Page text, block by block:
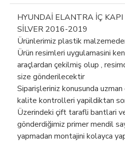
HYUNDAİ ELANTRA İÇ
SİLVER 2016-2019
Ürünlerimiz plastik
Ürün resimleri uygulamasini
araçlardan çekilmiş olup ,
size gönderilecektir
Siparişleriniz konusunda
kalite kontrolleri yapildiktan
Üzerindeki çift tarafli bantlari
gönderdiğimiz primer mendil
yapmadan montajini kolayca